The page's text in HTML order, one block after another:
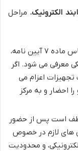
الکترونیک، مراحل
بر اساس ماده ۷ آیین نامه،
معرفی می شود. اگر
تجهیزات اعزام می
احضار و به مرکز
است پس از حضور
های لازم در خصوص
و محدودیت